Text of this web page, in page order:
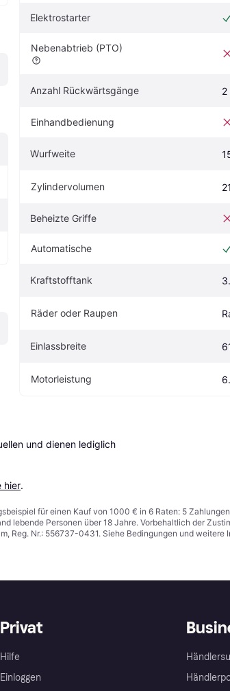
Elektrostarter
Nebenabtrieb (PTO)
Anzahl Rückwärtsgänge 2
Einhandbedienung
Wurfweite
Zylindervolumen
Beheizte Griffe
Automatische
Kraftstofftank
Räder oder Raupen
Einlassbreite
Motorleistung
und dienen lediglich
hier.
für einen Kauf von 1000 € in 6 Raten: 5
lebende Personen über 18 Jahre. Vorbehaltlich der
Reg. Nr.: 556737-0431. Siehe Bedingungen und weitere
Privat
Hilfe
Einloggen